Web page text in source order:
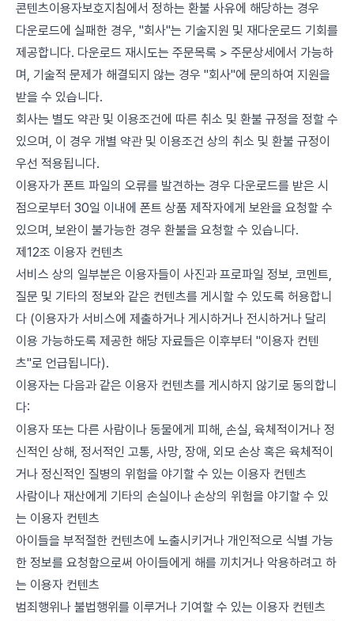
콘텐츠이용자보호지침에서 정하는 환불 사유에 해당하는 경우
다운로드에 실패한 경우, "회사"는 기술지원 및 재다운로드 기회를
제공합니다. 다운로드 재시도는 주문목록 > 주문상세에서 가능하
며, 기술적 문제가 해결되지 않는 경우 "회사"에 문의하여 지원을
받을 수 있습니다.
회사는 별도 약관 및 이용조건에 따른 취소 및 환불 규정을 정할 수
있으며, 이 경우 개별 약관 및 이용조건 상의 취소 및 환불 규정이
우선 적용됩니다.
이용자가 폰트 파일의 오류를 발견하는 경우 다운로드를 받은 시
점으로부터 30일 이내에 폰트 상품 제작자에게 보완을 요청할 수
있으며, 보완이 불가능한 경우 환불을 요청할 수 있습니다.
제12조 이용자 컨텐츠
서비스 상의 일부분은 이용자들이 사진과 프로파일 정보, 코멘트,
질문 및 기타의 정보와 같은 컨텐츠를 게시할 수 있도록 허용합니
다 (이용자가 서비스에 제출하거나 게시하거나 전시하거나 달리
이용 가능하도록 제공한 해당 자료들은 이후부터 "이용자 컨텐
츠"로 언급됩니다).
이용자는 다음과 같은 이용자 컨텐츠를 게시하지 않기로 동의합니
다:
이용자 또는 다른 사람이나 동물에게 피해, 손실, 육체적이거나 정
신적인 상해, 정서적인 고통, 사망, 장애, 외모 손상 혹은 육체적이
거나 정신적인 질병의 위험을 야기할 수 있는 이용자 컨텐츠
사람이나 재산에게 기타의 손실이나 손상의 위험을 야기할 수 있
는 이용자 컨텐츠
아이들을 부적절한 컨텐츠에 노출시키거나 개인적으로 식별 가능
한 정보를 요청함으로써 아이들에게 해를 끼치거나 악용하려고 하
는 이용자 컨텐츠
범죄행위나 불법행위를 이루거나 기여할 수 있는 이용자 컨텐츠